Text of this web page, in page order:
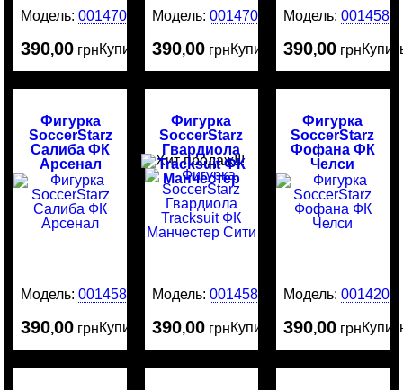
Модель:0014707
390,00 грнКупить
Модель:0014706
390,00 грнКупить
Модель: 0014587
390,00 грн
Фигурка
SoccerStarz
Салиба ФК
Арсенал
Модель:0014586
390,00 грнКупить
Фигурка
SoccerStarz
Гвардиола
Tracksuit ФК
Манчестер
Сити
Модель:0014585
390,00 грнКупить
Фигурка
SoccerStarz
Фофана ФК
Челси
Модель: 0014204
390,00 грн